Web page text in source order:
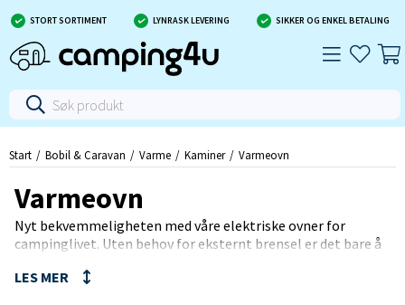
STORT SORTIMENT LYNRASK LEVERING SIKKER OG ENKEL BETALING
Start Bobil & Caravan Varme Kaminer Varmeovn
Varmeovn
Nyt bekvemmeligheten med våre elektriske ovner for
campinglivet. Uten behov for eksternt brensel er det bare å
ikke oksygen, noe som betyr at de også kan brukes i mindre